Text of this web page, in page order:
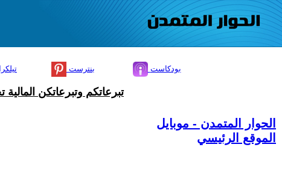
بنترست بودكاست
تبرعاتكم وتبرعاتكن
الحوار المتمدن - موبايل
الموقع الرئيسي